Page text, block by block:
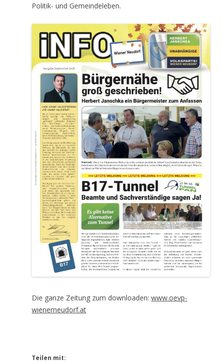
Politik- und Gemeindeleben.
Die ganze Zeitung zum downloaden: www.oevp-
wienerneudorf.at
Teilen mit: